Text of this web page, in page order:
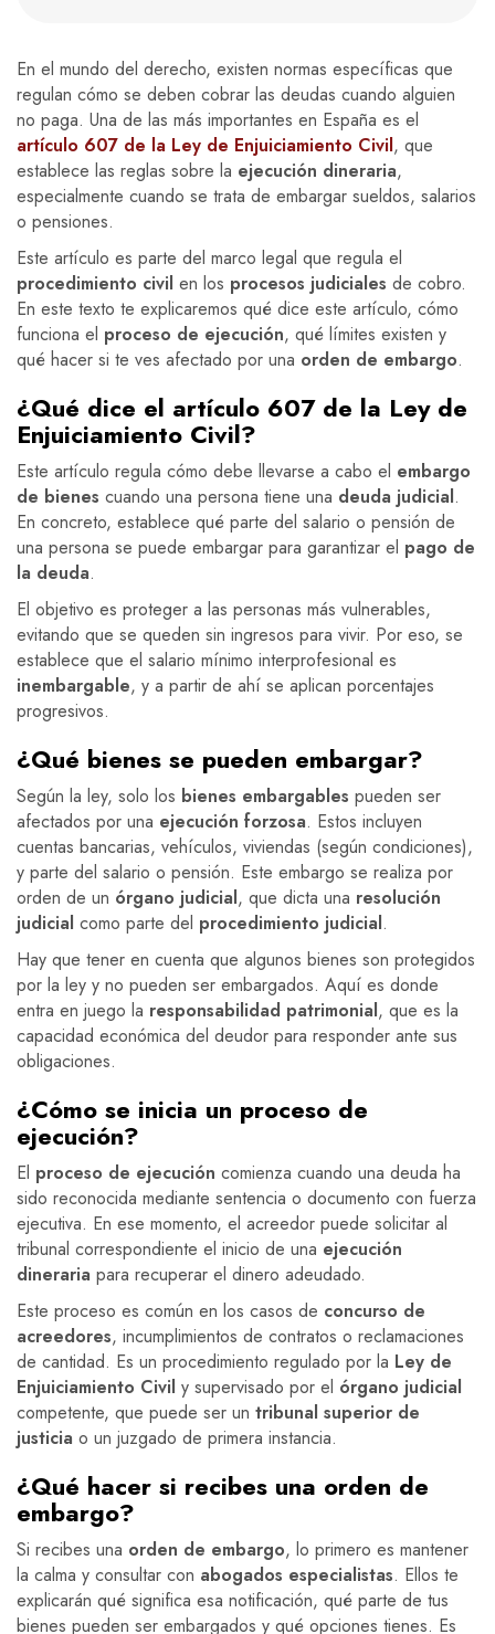
En el mundo del derecho, existen normas específicas que
regulan cómo se deben cobrar las deudas cuando alguien
no paga. Una de las más importantes en España es el
artículo 607 de la Ley de Enjuiciamiento Civil, que
establece las reglas sobre la ejecución dineraria,
especialmente cuando se trata de embargar sueldos, salarios
o pensiones.
Este artículo es parte del marco legal que regula el
procedimiento civil en los procesos judiciales de cobro.
En este texto te explicaremos qué dice este artículo, cómo
funciona el proceso de ejecución, qué límites existen y
qué hacer si te ves afectado por una orden de embargo.
¿Qué dice el artículo 607 de la Ley de
Enjuiciamiento Civil?
Este artículo regula cómo debe llevarse a cabo el embargo
de bienes cuando una persona tiene una deuda judicial.
En concreto, establece qué parte del salario o pensión de
una persona se puede embargar para garantizar el pago de
la deuda.
El objetivo es proteger a las personas más vulnerables,
evitando que se queden sin ingresos para vivir. Por eso, se
establece que el salario mínimo interprofesional es
inembargable, y a partir de ahí se aplican porcentajes
progresivos.
¿Qué bienes se pueden embargar?
Según la ley, solo los bienes embargables pueden ser
afectados por una ejecución forzosa. Estos incluyen
cuentas bancarias, vehículos, viviendas (según condiciones),
y parte del salario o pensión. Este embargo se realiza por
orden de un órgano judicial, que dicta una resolución
judicial como parte del procedimiento judicial.
Hay que tener en cuenta que algunos bienes son protegidos
por la ley y no pueden ser embargados. Aquí es donde
entra en juego la responsabilidad patrimonial, que es la
capacidad económica del deudor para responder ante sus
obligaciones.
¿Cómo se inicia un proceso de
ejecución?
El proceso de ejecución comienza cuando una deuda ha
sido reconocida mediante sentencia o documento con fuerza
ejecutiva. En ese momento, el acreedor puede solicitar al
tribunal correspondiente el inicio de una ejecución
dineraria para recuperar el dinero adeudado.
Este proceso es común en los casos de concurso de
acreedores, incumplimientos de contratos o reclamaciones
de cantidad. Es un procedimiento regulado por la Ley de
Enjuiciamiento Civil y supervisado por el órgano judicial
competente, que puede ser un tribunal superior de
justicia o un juzgado de primera instancia.
¿Qué hacer si recibes una orden de
embargo?
Si recibes una orden de embargo, lo primero es mantener
la calma y consultar con abogados especialistas. Ellos te
explicarán qué significa esa notificación, qué parte de tus
bienes pueden ser embargados y qué opciones tienes. Es